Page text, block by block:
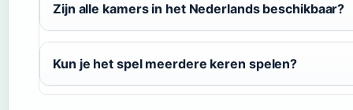
Zijn alle kamers in het Nederlands beschikbaar?
Kun je het spel meerdere keren spelen?